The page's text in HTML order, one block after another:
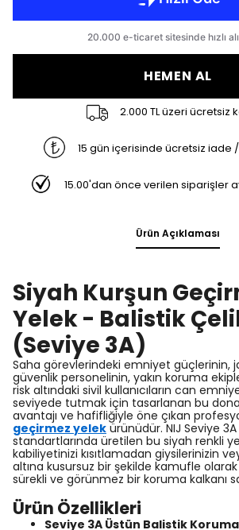
HEMEN AL
2.000 TL üzeri ücretsiz
15 gün içerisinde ücretsiz iade
15.00'dan önce verilen siparişler
Ürün Açıklaması
Siyah Kurşun
Yelek - Balistik
(Seviye 3A)
Saha görevlerindeki emniyet güçlerinin,
güvenlik personelinin, yakın koruma
risk altındaki sivil kullanıcıların can
seviyede tutmak için tasarlanan bu
avantajı ve hafifliğiyle öne çıkan
geçirmez yelek ürünüdür. NIJ Seviye
standartlarında üretilen bu siyah renkli
kabiliyetinizi kısıtlamadan giysilerinizin
altına kusursuz bir şekilde kamufle
sürekli ve görünmez bir koruma kalkanı
Ürün Özellikleri
Seviye 3A Üstün Balistik